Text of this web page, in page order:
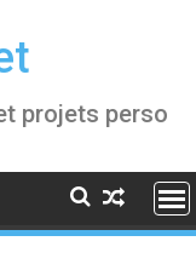
projets perso